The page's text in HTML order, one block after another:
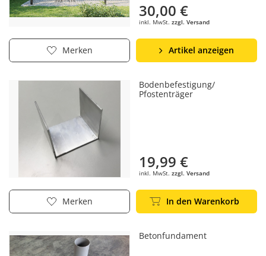
30,00 €
inkl. MwSt. zzgl. Versand
Merken Artikel anzeigen
Bodenbefestigung/
Pfostenträger
19,99 €
inkl. MwSt. zzgl. Versand
Merken In den Warenkorb
Betonfundament